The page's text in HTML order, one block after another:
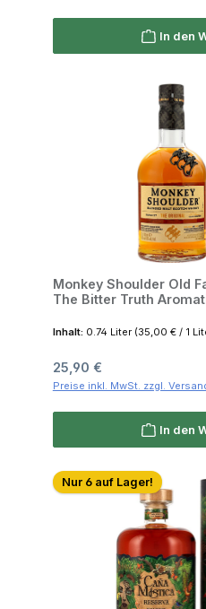
In den
Monkey Shoulder Old
The Bitter Truth
Inhalt: 0.74 Liter (35,00 € / 1
Regulärer Preis:
25,90 €
Preise inkl. MwSt. zzgl.
In den
Nur 6 auf Lager!